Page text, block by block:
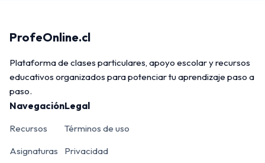
ProfeOnline.cl
Plataforma de clases particulares, apoyo escolar y recursos
educativos organizados para potenciar tu aprendizaje paso a
paso.
Navegación
Recursos
Asignaturas
Legal
Términos de uso
Privacidad